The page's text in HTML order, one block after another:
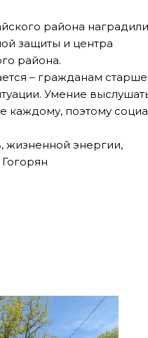
района наградили
защиты и центра
района.
– гражданам
Умение
каждому, поэтому
жизненной энергии,